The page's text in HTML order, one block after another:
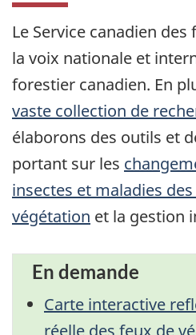
Le Service canadien des
la voix nationale et
forestier canadien. En
vaste collection de
élaborons des outils et
portant sur les
insectes et maladies
végétation et la gestion
En demande
Carte interactive
réelle des feux de